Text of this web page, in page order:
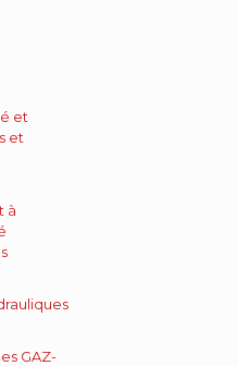
et
et
à
GAZ-